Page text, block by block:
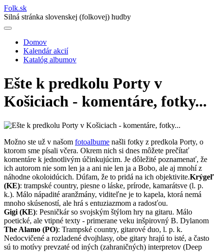
Folk.sk
Silná stránka slovenskej (folkovej) hudby
Main
navigation
Domov
Kalendár akcií
Katalóg albumov
Ešte k predkolu Porty v
Košiciach - komentáre, fotky...
Možno ste už v našom fotoalbume našli fotky z predkola Porty, o
ktorom sme písali včera. Okrem nich si dnes môžete prečítať
komentáre k jednotlivým účinkujúcim. Je dôležité poznamenať, že
ich autorom nie som len ja a ani nie len ja a Bobo, ale aj mnohí z
náhodne okoloidúcich. Dúfam, že to pridá na ich objektivite.Krýgeľ
(KE): trampské country, piesne o láske, prírode, kamarátsve (l. p.
k.). Málo nápadité aranžmány, viditeľne je to kapela, ktorá nemá
mnoho skúseností, ale hrá s entuziazmom a radosťou.
Gigi (KE): Pesničkár so svojským štýlom hry na gitaru. Málo
poetické, ale vtipné texty - primerane veku inšpirovný B. Dylanom
The Alamo (PO): Trampské country, gitarové duo, l. p. k.
Nedocvičené a rozladené dvojhlasy, obe gitary hrajú to isté, a často
sú to motívy prevzaté od iných (zahraničných) interpretov (Deep